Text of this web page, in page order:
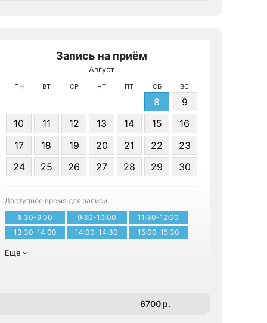
Запись на приём
Август
ПН ВТ СР ЧТ ПТ СБ ВС
8
9
10
11 12 13 14 15
16
17
18 19 20 21 22
23
24
25 26 27 28 29 30
Доступное время для записи
8:30-9:00
9:30-10:00
11:30-12:00
13:30-14:00
14:00-14:30 15:00-15:30
Еще
6700 p.